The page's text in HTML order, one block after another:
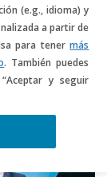
(e.g., idioma) y
a partir de
para tenermás
. También puedes
y seguir